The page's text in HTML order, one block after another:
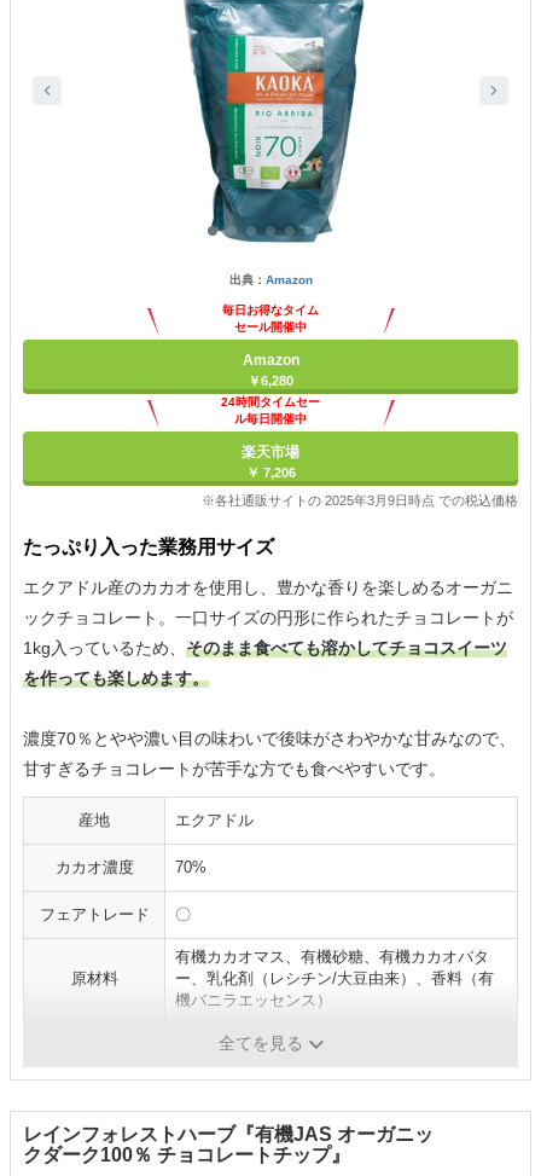
出典： Amazon
毎日お得なタイム
セール開催中
Amazon
￥6,280
24時間タイムセー
ル毎日開催中
楽天市場
￥ 7,206
※各社通販サイトの 2025年3月9日時点 での税込価格
たっぷり入った業務用サイズ
エクアドル産のカカオを使用し、豊かな香りを楽しめるオーガニ
ックチョコレート。一口サイズの円形に作られたチョコレートが
1kg入っているため、 そのまま食べても溶かしてチョコスイーツ
を作っても楽しめます。
濃度70％とやや濃い目の味わいで後味がさわやかな甘みなので、
甘すぎるチョコレートが苦手な方でも食べやすいです。
産地 エクアドル
カカオ濃度 70%
フェアトレード 〇
原材料
有機カカオマス、有機砂糖、有機カカオバタ
ー、乳化剤（レシチン/大豆由来）、香料（有
機バニラエッセンス）
有機砂糖全てを見る
レインフォレストハーブ『有機JAS オーガニッ
クダーク100％ チョコレートチップ』